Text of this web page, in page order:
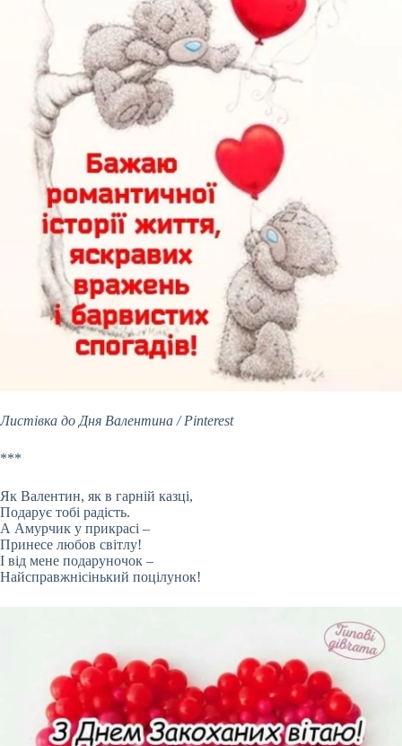
Листівка до Дня Валентина / Pinterest
***
Як Валентин, як в гарній казці,
Подарує тобі радість.
А Амурчик у прикрасі –
Принесе любов світлу!
І від мене подаруночок –
Найсправжнісінький поцілунок!